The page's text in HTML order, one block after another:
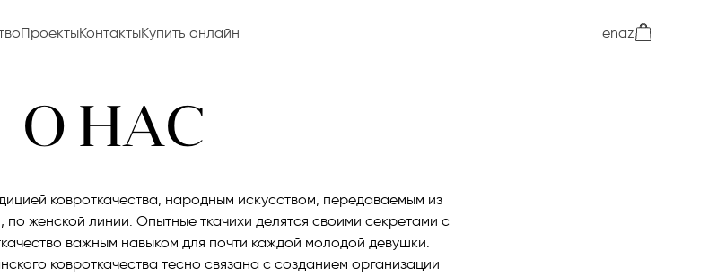
ПроектыКонтактыКупить онлайн enaz
О НАС
ковроткачества, народным искусством, передаваемым из
по женской линии. Опытные ткачихи делятся своими секретами с
важным навыком для почти каждой молодой девушки.
ковроткачества тесно связана с созданием организации